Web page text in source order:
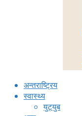
अन्तराष्ट्रिय
स्वास्थ्य
युट्युब